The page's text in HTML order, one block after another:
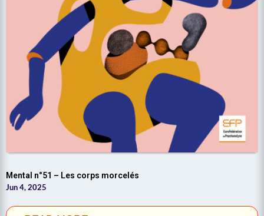
Mental n°51 – Les corps morcelés
Jun 4, 2025